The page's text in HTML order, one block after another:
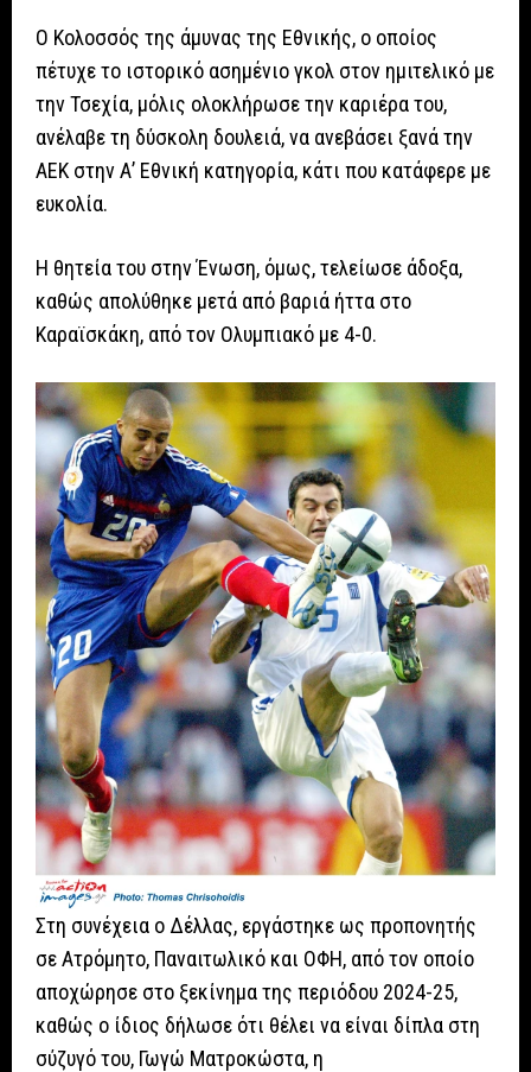
Ο Κολοσσός της άμυνας της Εθνικής, ο οποίος
πέτυχε το ιστορικό ασημένιο γκολ στον ημιτελικό με
την Τσεχία, μόλις ολοκλήρωσε την καριέρα του,
ανέλαβε τη δύσκολη δουλειά, να ανεβάσει ξανά την
ΑΕΚ στην Α’ Εθνική κατηγορία, κάτι που κατάφερε με
ευκολία.
Η θητεία του στην Ένωση, όμως, τελείωσε άδοξα,
καθώς απολύθηκε μετά από βαριά ήττα στο
Καραϊσκάκη, από τον Ολυμπιακό με 4-0.
Στη συνέχεια ο Δέλλας, εργάστηκε ως προπονητής
σε Ατρόμητο, Παναιτωλικό και ΟΦΗ, από τον οποίο
αποχώρησε στο ξεκίνημα της περιόδου 2024-25,
καθώς ο ίδιος δήλωσε ότι θέλει να είναι δίπλα στη
σύζυγό του, Γωγώ Ματροκώστα, η